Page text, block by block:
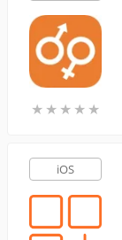
★ ★ ★ ★ ★
★ ★ ★ ★ ★
iOS